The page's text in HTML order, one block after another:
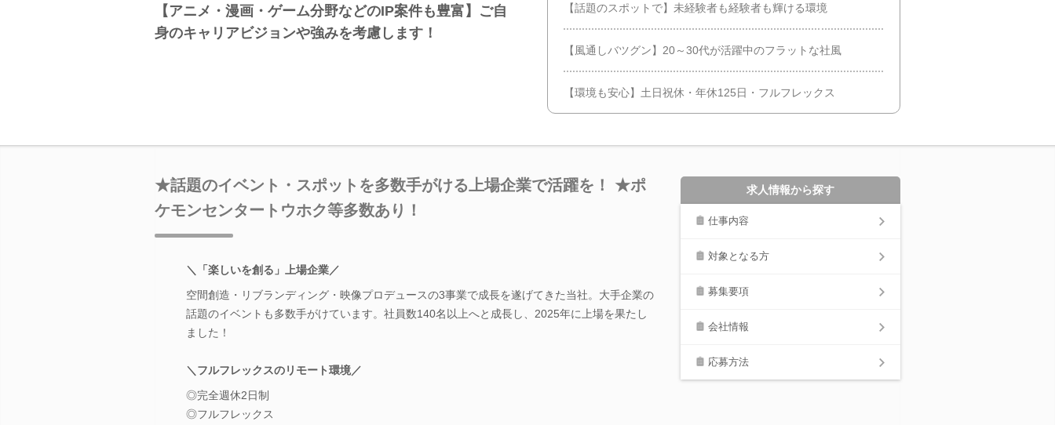
【アニメ・漫画・ゲーム分野などのIP案件も豊富】ご自
身のキャリアビジョンや強みを考慮します！
【話題のスポットで】未経験者も経験者も輝ける環境
【風通しバツグン】20～30代が活躍中のフラットな社風
【環境も安心】土日祝休・年休125日・フルフレックス
★話題のイベント・スポットを多数手がける上場企業で活躍を！ ★ポ
ケモンセンタートウホク等多数あり！
＼「楽しいを創る」上場企業／
空間創造・リブランディング・映像プロデュースの3事業で成長を遂げてきた当社。大手企業の
話題のイベントも多数手がけています。社員数140名以上へと成長し、2025年に上場を果たし
ました！
＼フルフレックスのリモート環境／
◎完全週休2日制
◎フルフレックス
求人情報から探す
仕事内容
対象となる方
募集要項
会社情報
応募方法